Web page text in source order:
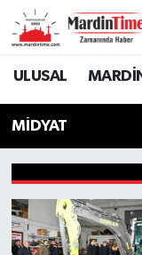
ULUSAL
MİDYAT
Mardin
Mardin
Süper Lig